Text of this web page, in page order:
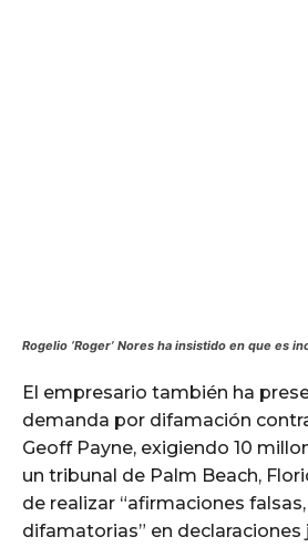
Rogelio ‘Roger’ Nores ha insistido en que es
El empresario también ha
demanda por difamación
Geoff Payne, exigiendo 10
un tribunal de Palm Beach,
de realizar “afirmaciones
difamatorias” en declaraciones